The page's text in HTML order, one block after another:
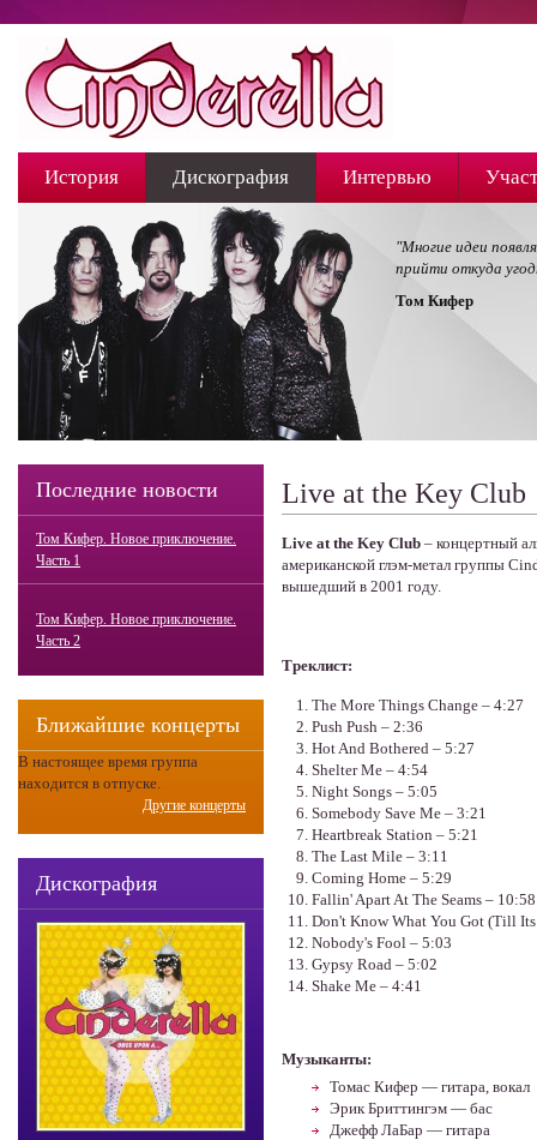
История Дискография Интервью
"Многие идеи
прийти откуда
Том Кифер
Последние новости
Том Кифер. Новое приключение.
Часть 1
Том Кифер. Новое приключение.
Часть 2
Ближайшие концерты
В настоящее время группа
находится в отпуске.
Другие концерты
Дискография
Live at the Key Club
Live at the Key Club – концертный
американской глэм-метал группы
вышедший в 2001 году.
Треклист:
The More Things Change – 4:27
Push Push – 2:36
Hot And Bothered – 5:27
Shelter Me – 4:54
Night Songs – 5:05
Somebody Save Me – 3:21
Heartbreak Station – 5:21
The Last Mile – 3:11
Coming Home – 5:29
Fallin' Apart At The Seams – 10:58
Don't Know What You Got (Till
Nobody's Fool – 5:03
Gypsy Road – 5:02
Shake Me – 4:41
Музыканты:
Томас Кифер — гитара, вокал
Эрик Бриттингэм — бас
Джефф ЛаБар — гитара